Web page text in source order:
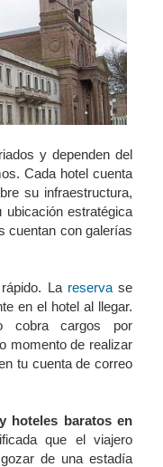
y dependen del
Cada hotel cuenta
su infraestructura,
ubicación estratégica
cuentan con galerías
La reservase
en el hotel al llegar.
cobra cargos por
momento de realizar
tu cuenta de correo
hoteles baratos en
que el viajero
de una estadía